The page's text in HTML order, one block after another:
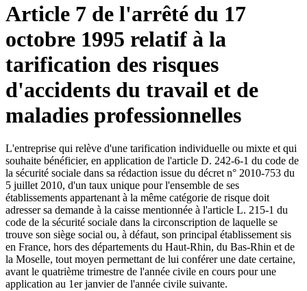
Article 7 de l'arrêté du 17
octobre 1995 relatif à la
tarification des risques
d'accidents du travail et de
maladies professionnelles
L'entreprise qui relève d'une tarification individuelle ou mixte et qui
souhaite bénéficier, en application de l'article D. 242-6-1 du code de
la sécurité sociale dans sa rédaction issue du décret n° 2010-753 du
5 juillet 2010, d'un taux unique pour l'ensemble de ses
établissements appartenant à la même catégorie de risque doit
adresser sa demande à la caisse mentionnée à l'article L. 215-1 du
code de la sécurité sociale dans la circonscription de laquelle se
trouve son siège social ou, à défaut, son principal établissement sis
en France, hors des départements du Haut-Rhin, du Bas-Rhin et de
la Moselle, tout moyen permettant de lui conférer une date certaine,
avant le quatrième trimestre de l'année civile en cours pour une
application au 1er janvier de l'année civile suivante.